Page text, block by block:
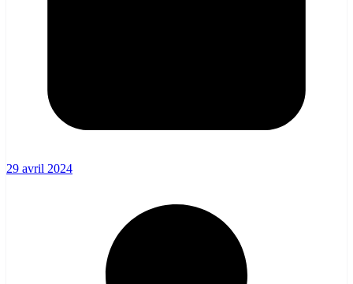
29 avril 2024